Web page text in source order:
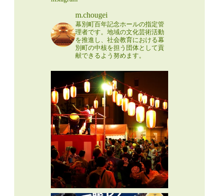
m.chougei
幕別町百年記念ホールの指定管
理者です。地域の文化芸術活動
を推進し、社会教育における幕
別町の中核を担う団体として貢
献できるよう努めます。